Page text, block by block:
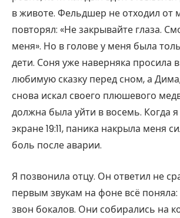
в животе. Фельдшер не отходил от
повторял: «Не закрывайте глаза.
меня». Но в голове у меня была
дети. Соня уже наверняка просила
любимую сказку перед сном, а
снова искал своего плюшевого
должна была уйти в восемь. Когда
экране 19:11, паника накрыла меня
боль после аварии.
Я позвонила отцу. Он ответил не
первым звукам на фоне всё поняла:
звон бокалов. Они собирались на